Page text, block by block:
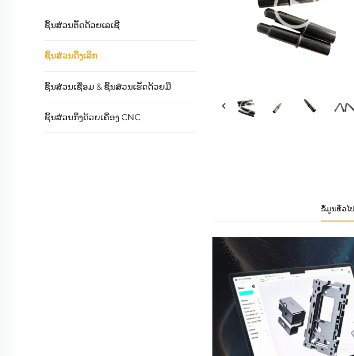
ຊິ້ນສ່ວນຕັດດ້ວຍເລເຊີ
ຊິ້ນສ່ວນດຶງເລິກ
ຊິ້ນສ່ວນເຊື່ອມ & ຊິ້ນສ່ວນເຮັດດ້ວຍມື
ຊິ້ນສ່ວນກຶ່ງດ້ວຍເຄື່ອງ CNC
ຂໍ້ມູນທົ່ວໄປ